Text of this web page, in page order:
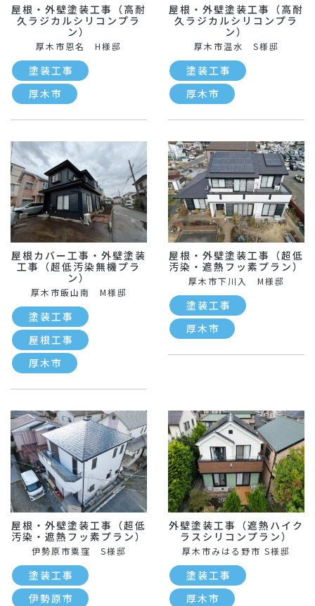
屋根・外壁塗装工事（高耐
久ラジカルシリコンプラ
ン）
厚木市恩名 H様邸
塗装工事
厚木市
屋根・外壁塗装工事（高耐
久ラジカルシリコンプラ
ン）
厚木市温水 S様邸
塗装工事
厚木市
屋根カバー工事・外壁塗装
工事（超低汚染無機プラ
ン）
厚木市飯山南 M様邸
塗装工事
屋根工事
厚木市
屋根・外壁塗装工事（超低
汚染・遮熱フッ素プラン）
厚木市下川入 M様邸
塗装工事
厚木市
屋根・外壁塗装工事（超低
汚染・遮熱フッ素プラン）
伊勢原市粟窪 S様邸
塗装工事
伊勢原市
外壁塗装工事（遮熱ハイク
ラスシリコンプラン）
厚木市みはる野市 S様邸
塗装工事
厚木市